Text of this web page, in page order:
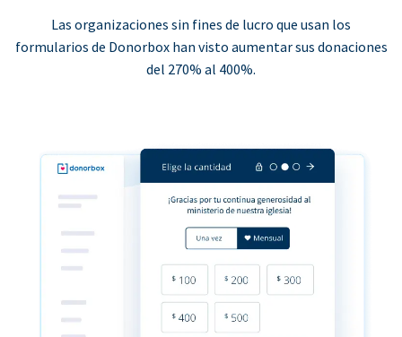
Las organizaciones sin fines de lucro que usan los
formularios de Donorbox han visto aumentar sus donaciones
del 270% al 400%.